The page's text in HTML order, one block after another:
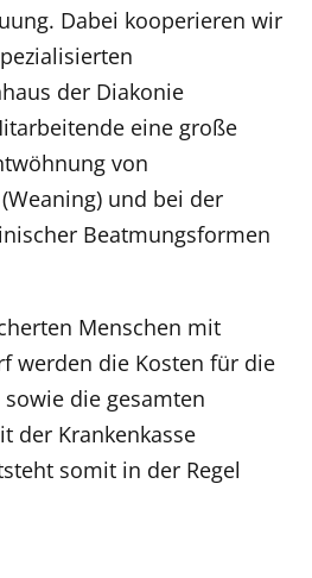
Dabei kooperieren wir
der Diakonie
eine große
von
und bei der
Beatmungsformen
Menschen mit
werden die Kosten für die
die gesamten
der Krankenkasse
somit in der Regel